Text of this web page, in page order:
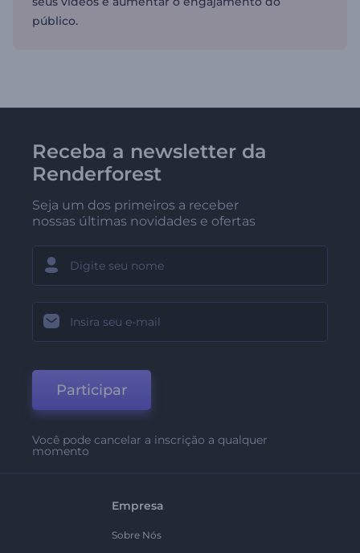
público.
Receba a newsletter da
Renderforest
Seja um dos primeiros a receber
nossas últimas novidades e ofertas
Participar
Você pode cancelar a inscrição a qualquer
momento
Empresa
Sobre Nós